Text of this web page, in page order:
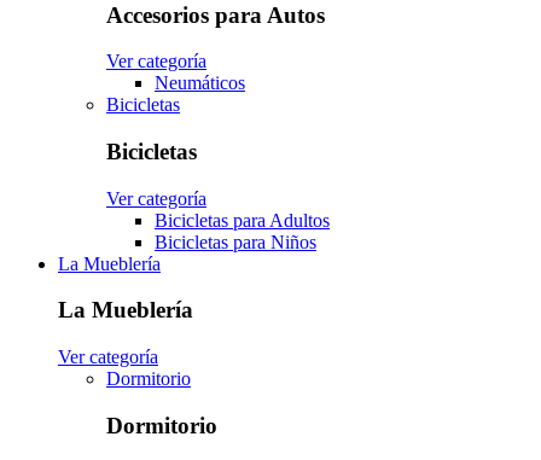
Accesorios para Autos
Ver categoría
Neumáticos
Bicicletas
Bicicletas
Ver categoría
Bicicletas para Adultos
Bicicletas para Niños
La Mueblería
La Mueblería
Ver categoría
Dormitorio
Dormitorio